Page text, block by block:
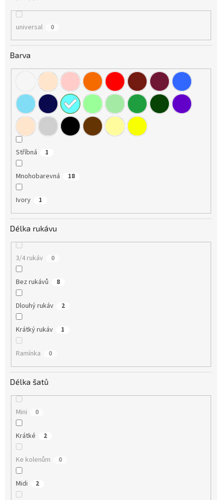
universal 0
Barva
Stříbná 1
Mnohobarevná 18
Ivory 1
Délka rukávu
3/4 rukáv 0
Bez rukávů 8
Dlouhý rukáv 2
Krátký rukáv 1
Ramínka 0
Délka šatů
Mini 0
Krátké 2
Ke kolenům 0
Midi 2